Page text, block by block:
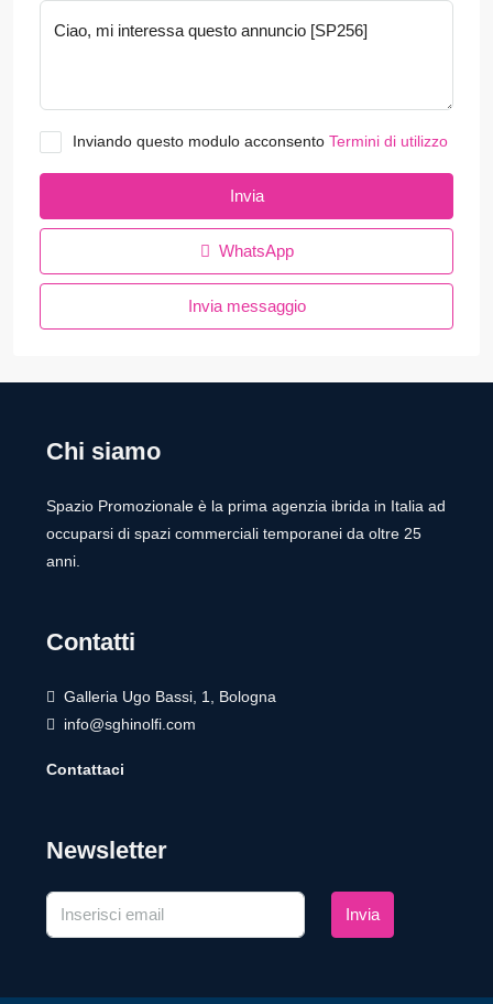
Inviando questo modulo acconsento Termini di utilizzo
Invia
WhatsApp
Invia messaggio
Chi siamo
Spazio Promozionale è la prima agenzia ibrida in Italia ad
occuparsi di spazi commerciali temporanei da oltre 25
anni.
Contatti
Galleria Ugo Bassi, 1, Bologna
info@sghinolfi.com
Contattaci
Newsletter
Invia